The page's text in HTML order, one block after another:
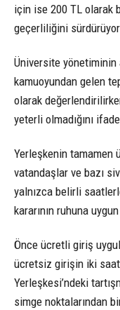
için ise 200 TL olarak
geçerliliğini
Üniversite yönetiminin
kamuoyundan gelen
olarak
yeterli olmadığını
Yerleşkenin tamamen
vatandaşlar ve bazı
yalnızca belirli
kararının ruhuna
Önce ücretli giriş
ücretsiz girişin iki
Yerleşkesi’ndeki
simge noktalarından